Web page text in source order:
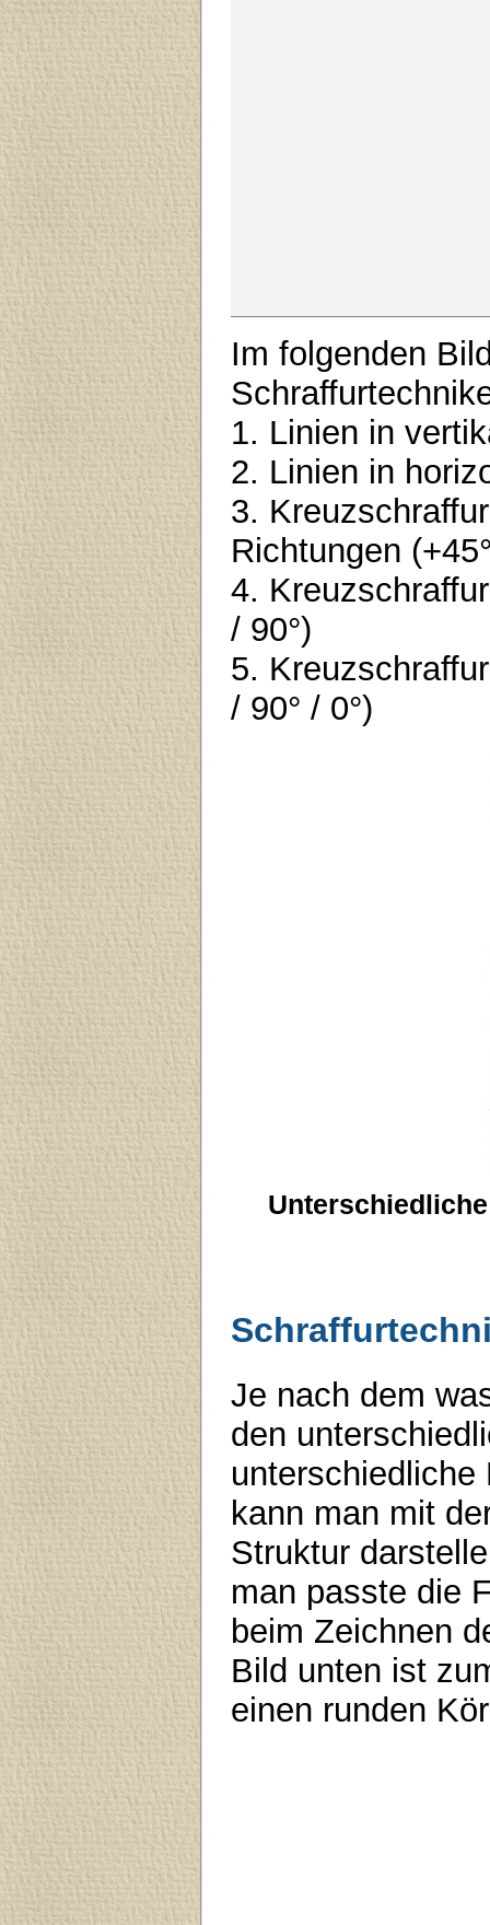
Im folgenden
1. Linien in
2. Linien in
3.
Richtungen
4.
/ 90°)
5.
/ 90° / 0°)
Je nach dem
den
kann man mit
Struktur
man passte die
beim Zeichnen
Bild unten ist
einen runden